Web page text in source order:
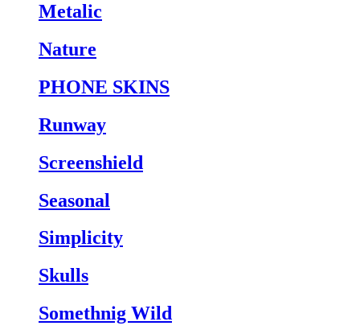
Metalic
Nature
PHONE SKINS
Runway
Screenshield
Seasonal
Simplicity
Skulls
Somethnig Wild